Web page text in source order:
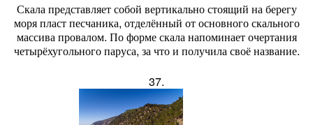
Скала представляет собой вертикально стоящий на берегу
моря пласт песчаника, отделённый от основного скального
массива провалом. По форме скала напоминает очертания
четырёхугольного паруса, за что и получила своё название.
37.